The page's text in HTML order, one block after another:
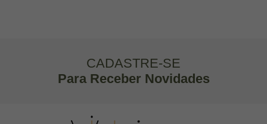
CADASTRE-SE
Para Receber Novidades